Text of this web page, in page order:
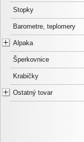
Stopky
Barometre, teplomery
Alpaka
Šperkovnice
Krabičky
Ostatný tovar